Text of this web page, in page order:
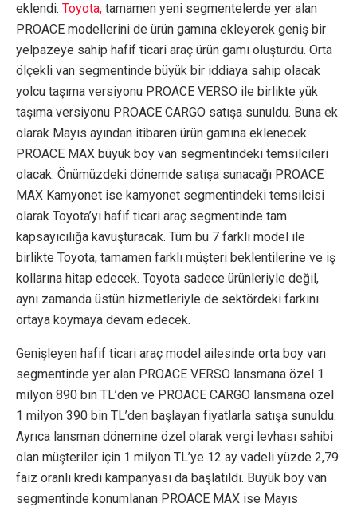
eklendi. Toyota, tamamen yeni segmentelerde yer alan
PROACE modellerini de ürün gamına ekleyerek geniş bir
yelpazeye sahip hafif ticari araç ürün gamı oluşturdu. Orta
ölçekli van segmentinde büyük bir iddiaya sahip olacak
yolcu taşıma versiyonu PROACE VERSO ile birlikte yük
taşıma versiyonu PROACE CARGO satışa sunuldu. Buna ek
olarak Mayıs ayından itibaren ürün gamına eklenecek
PROACE MAX büyük boy van segmentindeki temsilcileri
olacak. Önümüzdeki dönemde satışa sunacağı PROACE
MAX Kamyonet ise kamyonet segmentindeki temsilcisi
olarak Toyota’yı hafif ticari araç segmentinde tam
kapsayıcılığa kavuşturacak. Tüm bu 7 farklı model ile
birlikte Toyota, tamamen farklı müşteri beklentilerine ve iş
kollarına hitap edecek. Toyota sadece ürünleriyle değil,
aynı zamanda üstün hizmetleriyle de sektördeki farkını
ortaya koymaya devam edecek.
Genişleyen hafif ticari araç model ailesinde orta boy van
segmentinde yer alan PROACE VERSO lansmana özel 1
milyon 890 bin TL’den ve PROACE CARGO lansmana özel
1 milyon 390 bin TL’den başlayan fiyatlarla satışa sunuldu.
Ayrıca lansman dönemine özel olarak vergi levhası sahibi
olan müşteriler için 1 milyon TL’ye 12 ay vadeli yüzde 2,79
faiz oranlı kredi kampanyası da başlatıldı. Büyük boy van
segmentinde konumlanan PROACE MAX ise Mayıs